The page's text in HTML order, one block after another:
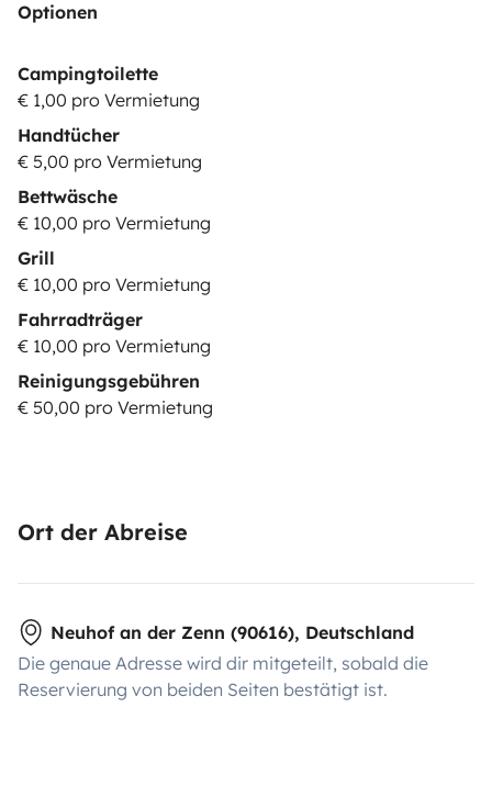
Optionen
Campingtoilette
€ 1,00 pro Vermietung
Handtücher
€ 5,00 pro Vermietung
Bettwäsche
€ 10,00 pro Vermietung
Grill
€ 10,00 pro Vermietung
Fahrradträger
€ 10,00 pro Vermietung
Reinigungsgebühren
€ 50,00 pro Vermietung
Ort der Abreise
Neuhof an der Zenn (90616), Deutschland
Die genaue Adresse wird dir mitgeteilt, sobald die
Reservierung von beiden Seiten bestätigt ist.